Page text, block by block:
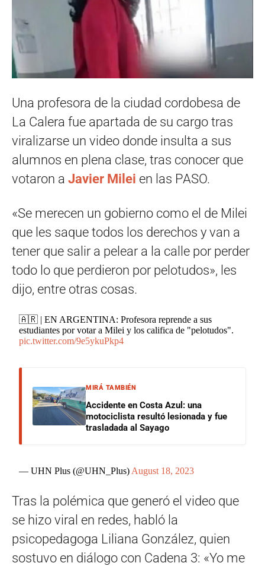
Una profesora de la ciudad cordobesa de
La Calera fue apartada de su cargo tras
viralizarse un video donde insulta a sus
alumnos en plena clase, tras conocer que
votaron a Javier Milei en las PASO.
«Se merecen un gobierno como el de Milei
que les saque todos los derechos y van a
tener que salir a pelear a la calle por perder
todo lo que perdieron por pelotudos», les
dijo, entre otras cosas.
🇦🇷 | EN ARGENTINA: Profesora reprende a sus
estudiantes por votar a Milei y los califica de "pelotudos".
pic.twitter.com/9e5ykuPkp4
MIRÁ TAMBIÉN
Accidente en Costa Azul: una
motociclista resultó lesionada y fue
trasladada al Sayago
— UHN Plus (@UHN_Plus) August 18, 2023
Tras la polémica que generó el video que
se hizo viral en redes, habló la
psicopedagoga Liliana González, quien
sostuvo en diálogo con Cadena 3: «Yo me